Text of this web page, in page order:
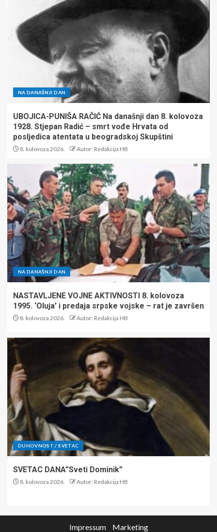
NA DANAŠNJI DAN
UBOJICA-PUNIŠA RAČIĆ Na današnji dan 8. kolovoza
1928. Stjepan Radić – smrt vođe Hrvata od
posljedica atentata u beogradskoj Skupštini
8. kolovoza 2026. Autor: Redakcija HB
NA DANAŠNJI DAN
NASTAVLJENE VOJNE AKTIVNOSTI 8. kolovoza
1995. ‘Oluja’ i predaja srpske vojske – rat je završen
8. kolovoza 2026. Autor: Redakcija HB
DUHOVNOST / SVETAC
SVETAC DANA”Sveti Dominik”
8. kolovoza 2026. Autor: Redakcija HB
Impressum Marketing